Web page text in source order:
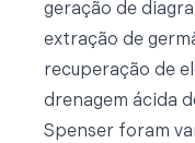
geração de
extração de
recuperação de
drenagem ácida
Spenser foram